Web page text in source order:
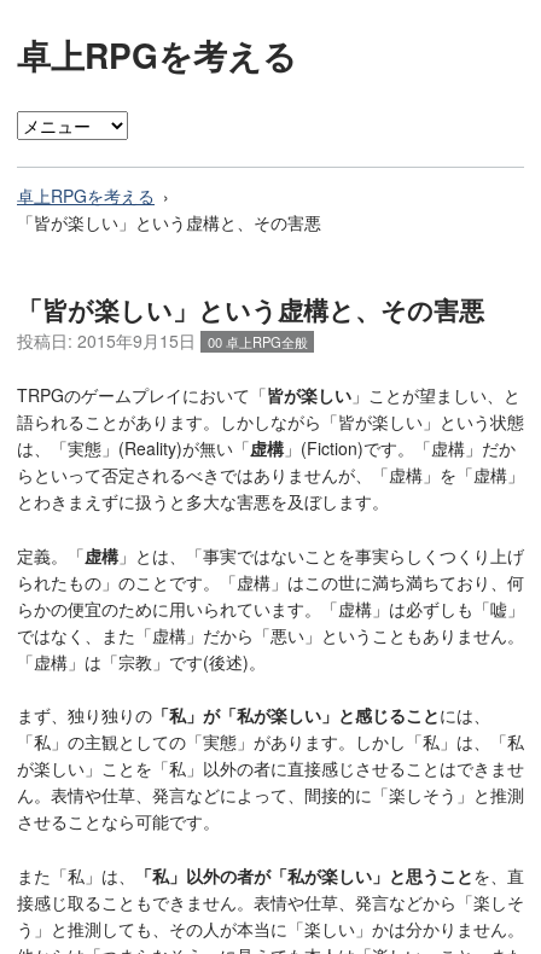
卓上RPGを考える
卓上RPGを考える
「皆が楽しい」という虚構と、その害悪
「皆が楽しい」という虚構と、その害悪
投稿日: 2015年9月15日 00 卓上RPG全般
TRPGのゲームプレイにおいて「皆が楽しい 」ことが望ましい、と
語られることがあります。しかしながら「皆が楽しい」という状態
は、「実態」(Reality)が無い「虚構」(Fiction)です。「虚構」だか
らといって否定されるべきではありませんが、「虚構」を「虚構」
とわきまえずに扱うと多大な害悪を及ぼします。
定義。「虚構」とは、「事実ではないことを事実らしくつくり上げ
られたもの」のことです。「虚構」はこの世に満ち満ちており、何
らかの便宜のために用いられています。「虚構」は必ずしも「嘘」
ではなく、また「虚構」だから「悪い」ということもありません。
「虚構」は「宗教」です(後述)。
まず、独り独りの 「私」が「私が楽しい」と感じることには、
「私」の主観としての「実態」があります。しかし「私」は、「私
が楽しい」ことを「私」以外の者に直接感じさせることはできませ
ん。表情や仕草、発言などによって、間接的に「楽しそう」と推測
させることなら可能です。
また「私」は、 「私」以外の者が「私が楽しい」と思うことを、直
接感じ取ることもできません。表情や仕草、発言などから「楽しそ
う」と推測しても、その人が本当に「楽しい」かは分かりません。